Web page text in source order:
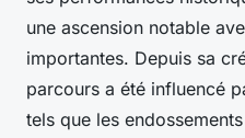
une ascension notable
importantes. Depuis sa
parcours a été influencé
tels que les